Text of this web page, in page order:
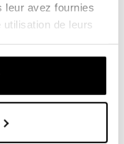
leur avez fournies
de leurs